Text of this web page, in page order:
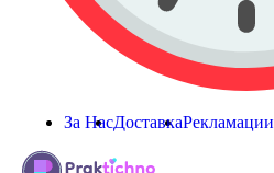
За НасДоставкаРекламации